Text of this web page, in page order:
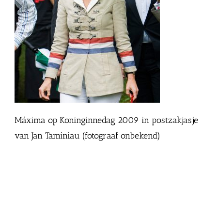
Máxima op Koninginnedag 2009 in postzakjasje
van Jan Taminiau (fotograaf onbekend)